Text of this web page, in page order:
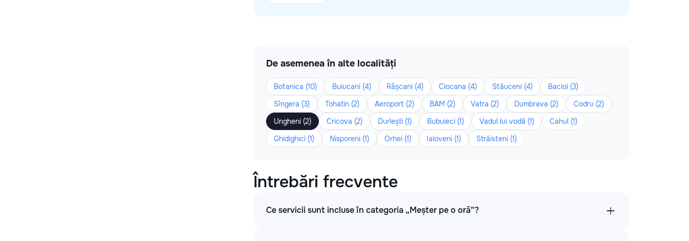
De asemenea în alte localități
Botanica (10) Buiucani (4) Râșcani (4) Ciocana (4) Stăuceni (4)
Bacioi (3)
Sîngera (3)
Tohatin (2) Aeroport (2) BAM (2) Vatra (2) Dumbrava (2)
Codru (2)
Ungheni (2)
Cricova (2) Durlești (1) Bubuieci (1) Vadul lui vodă (1)
Cahul (1)
Ghidighici (1)
Nisporeni (1) Orhei (1) Ialoveni (1) Străisteni (1)
Întrebări frecvente
Ce servicii sunt incluse în categoria „Meșter pe o oră”?